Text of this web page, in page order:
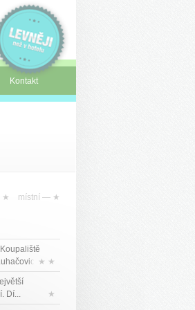
Kontakt
★ místní — ★
★ ★
Dí...
★